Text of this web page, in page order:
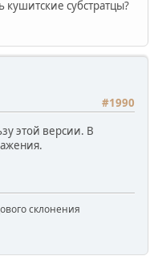
кушитские субстратцы?
#1990
этой версии. В
склонения